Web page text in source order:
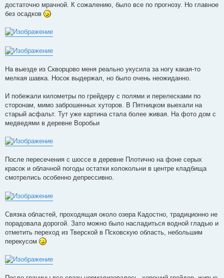
достаточно мрачной. К сожалению, было все по прогнозу. Но главное
без осадков
На выезде из Скворцово меня реально укусила за ногу какая-то
мелкая шавка. Носок выдержал, но было очень неожиданно.
И побежали километры по грейдеру с полями и перелесками по
сторонам, мимо заброшенных хуторов. В Пятницком выехали на
старый асфальт. Тут уже картина стала более живая. На фото дом с
медведями в деревне Воробьи
После пересечения с шоссе в деревне Плотично на фоне серых
красок и облачной погоды остатки колокольни в центре кладбища
смотрелись особенно депрессивно.
Связка областей, проходящая около озера Кадостно, традиционно не
порадовала дорогой. Зато можно было насладиться водной гладью и
отметить переход из Тверской в Псковскую область, небольшим
перекусом